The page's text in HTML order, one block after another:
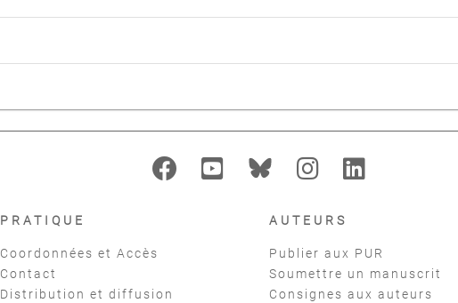
PRATIQUE
Coordonnées et Accès
Contact
Distribution et diffusion
AUTEURS
Publier aux PUR
Soumettre un manuscrit
Consignes aux auteurs